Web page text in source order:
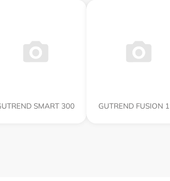
SMART 300 GUTREND FUSION